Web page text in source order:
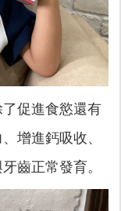
促進食慾還有
增進鈣吸收、
齒正常發育。